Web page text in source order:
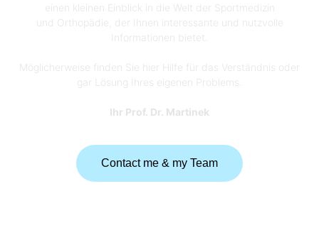
einen kleinen Einblick in die Welt der Sportmedizin
und Orthopädie, der Ihnen interessante und nutzvolle
Informationen bietet.
Möglicherweise finden Sie hier Hilfe für das Verständnis oder
gar Lösung Ihres eigenen Problems.
Ihr Prof. Dr. Martinek
Contact me & my Team